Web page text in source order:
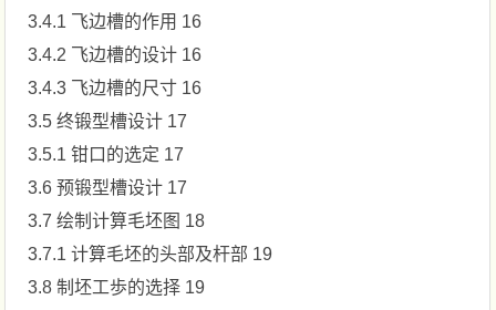
3.4.1 飞边槽的作用 16
3.4.2 飞边槽的设计 16
3.4.3 飞边槽的尺寸 16
3.5 终锻型槽设计 17
3.5.1 钳口的选定 17
3.6 预锻型槽设计 17
3.7 绘制计算毛坯图 18
3.7.1 计算毛坯的头部及杆部 19
3.8 制坯工歩的选择 19